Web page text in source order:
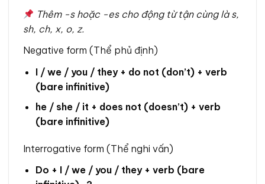
Thêm -s hoặc -es cho động từ tận cùng là s,
sh, ch, x, o, z.
Negative form (Thể phủ định)
I / we / you / they + do not (don’t) + verb
(bare infinitive)
he / she / it + does not (doesn’t) + verb
(bare infinitive)
Interrogative form (Thể nghi vấn)
Do + I / we / you / they + verb (bare